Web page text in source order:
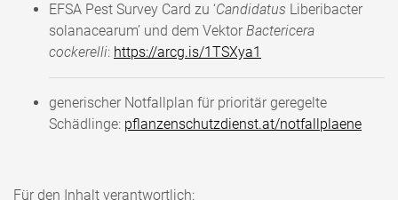
​​​EFSA Pest Survey Card zu ‘Candidatus Liberibacter
solanacearum’ und dem Vektor Bactericera
cockerelli: https://arcg.is/1TSXya1
generischer ​​​Notfallplan für prioritär geregelte
Schädlinge: pflanzenschutzdienst.at/notfallplaene
Für den Inhalt verantwortlich: